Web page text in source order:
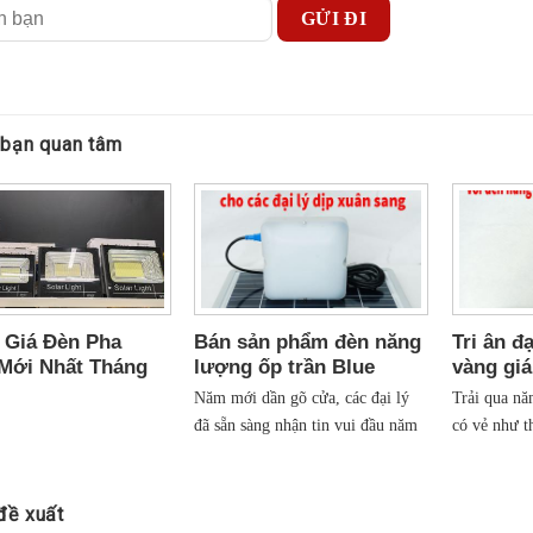
quan tâm
Giá Đèn Pha
Nhất Tháng
Bán sản phẩm đèn năng
lượng ốp trần Blue
Carbon giá vốn cho các
đại lý dịp xuân sang
Năm mới dần gõ cửa, các đại lý
đã sẵn sàng nhận tin vui đầu năm
Tri ân
vàng
năng
Carbon
Trải qua
có vẻ như
xuất